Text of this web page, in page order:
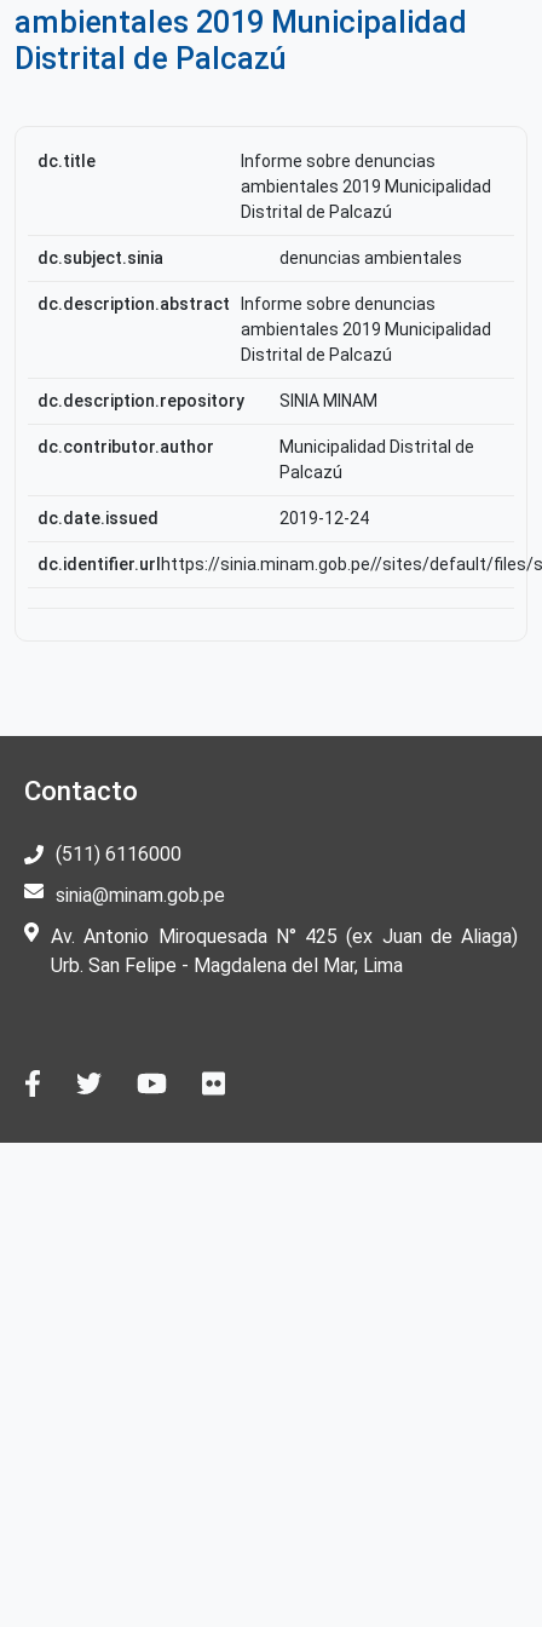
ambientales 2019 Municipalidad
Distrital de Palcazú
dc.title
Informe sobre denuncias
ambientales 2019 Municipalidad
Distrital de Palcazú
dc.subject.sinia denuncias ambientales
dc.description.abstract
Informe sobre denuncias
ambientales 2019 Municipalidad
Distrital de Palcazú
dc.description.repository SINIA MINAM
dc.contributor.author
Municipalidad Distrital de
Palcazú
dc.date.issued 2019-12-24
dc.identifier.url https://sinia.minam.gob.pe//sites/default/
Contacto
(511) 6116000
sinia@minam.gob.pe
Av. Antonio Miroquesada N° 425 (ex Juan de Aliaga)
Urb. San Felipe - Magdalena del Mar, Lima